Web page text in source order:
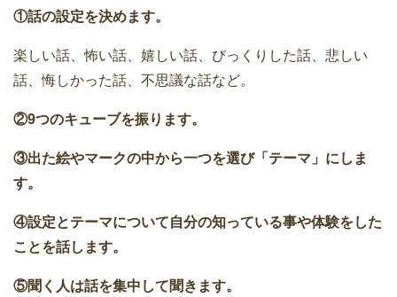
①話の設定を決めます。
楽しい話、怖い話、嬉しい話、びっくりした話、悲しい
話、悔しかった話、不思議な話など。
②9つのキューブを振ります。
③出た絵やマークの中から一つを選び「テーマ」にしま
す。
④設定とテーマについて自分の知っている事や体験をした
ことを話します。
⑤聞く人は話を集中して聞きます。